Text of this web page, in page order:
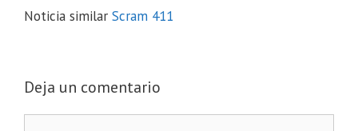
Noticia similar Scram 411
Deja un comentario